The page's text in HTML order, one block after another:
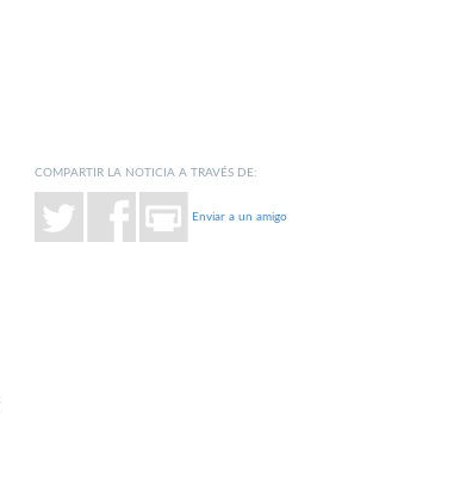
COMPARTIR LA NOTICIA A TRAVÉS DE:
Enviar a un amigo